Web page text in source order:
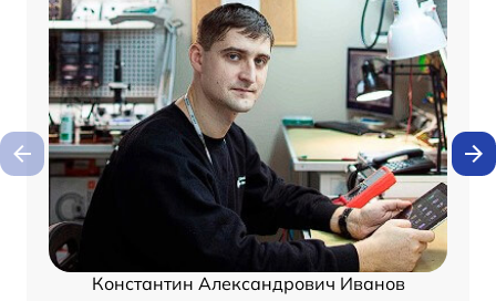
Константин Александрович Иванов